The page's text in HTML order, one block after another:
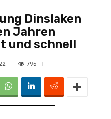
Dinslaken
Jahren
und schnell
795